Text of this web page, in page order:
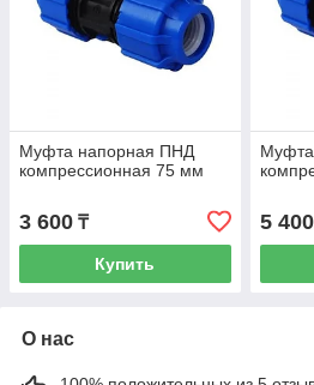
Муфта напорная ПНД
компрессионная 75 мм
3 600 ₸
Купить
5 400
О нас